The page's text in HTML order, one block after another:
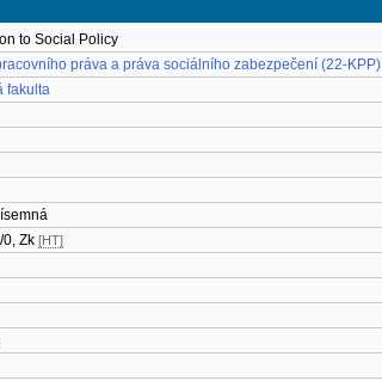
to Social Policy
práva a práva sociálního zabezpečení (22-KPP)
fakulta
0, Zk [HT]